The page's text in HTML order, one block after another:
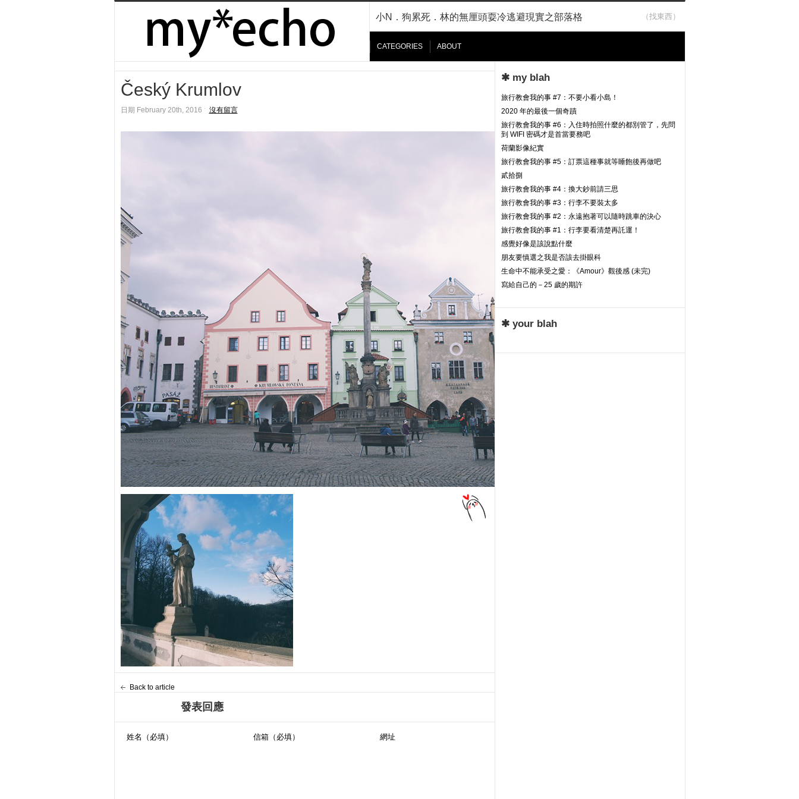
小N．狗累死．林的無厘頭耍冷逃避現實之部落格
CATEGORIES ABOUT
✱ my blah
旅行教會我的事 #7：不要小看小島！
2020 年的最後一個奇蹟
旅行教會我的事 #6：入住時拍照什麼的都別管了，先問
到 WIFI 密碼才是首當要務吧
荷蘭影像紀實
旅行教會我的事 #5：訂票這種事就等睡飽後再做吧
貳拾捌
旅行教會我的事 #4：換大鈔前請三思
旅行教會我的事 #3：行李不要裝太多
旅行教會我的事 #2：永遠抱著可以隨時跳車的決心
旅行教會我的事 #1：行李要看清楚再託運！
感覺好像是該說點什麼
朋友要慎選之我是否該去掛眼科
生命中不能承受之愛：《Amour》觀後感 (未完)
寫給自己的－25 歲的期許
✱ your blah
Český Krumlov
日期 February 20th, 2016 ˑ 沒有留言
Back to article
發表回應